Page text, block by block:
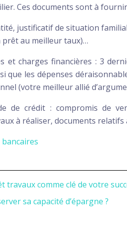
Ces documents sont à
justificatif de situation
prêt au meilleur taux)…
et charges financières : 3
que les dépenses
(votre meilleur allié
de crédit : compromis de
à réaliser, documents
travaux comme clé de votre
sa capacité d’épargne ?